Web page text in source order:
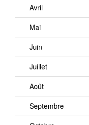
Avril
Mai
Juin
Juillet
Août
Septembre